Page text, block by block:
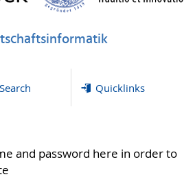
Search Quicklinks
and password here in order to